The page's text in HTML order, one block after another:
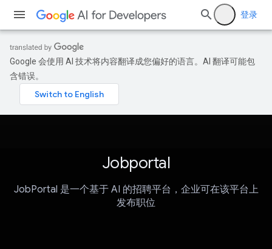
登录
Google 会使用 AI 技术将内容翻译成您偏好的语言。AI 翻译可能包
含错误。
Jobportal
JobPortal 是一个基于 AI 的招聘平台，企业可在该平台上
发布职位